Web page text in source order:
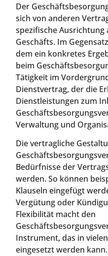
Der
sich von anderen
spezifische Ausrichtung
Geschäfts. Im
dem ein konkretes
beim
Tätigkeit im
Dienstvertrag, der die
Dienstleistungen zum
Verwaltung und
Die vertragliche
Bedürfnisse der
werden. So können
Klauseln eingefügt
Vergütung oder
Flexibilität macht den
Instrument, das in
eingesetzt werden kann.